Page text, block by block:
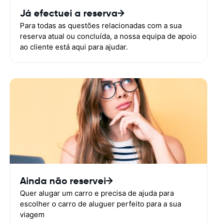
Já efectuei a reserva
Para todas as questões relacionadas com a sua
reserva atual ou concluída, a nossa equipa de apoio
ao cliente está aqui para ajudar.
Ainda não reservei
Quer alugar um carro e precisa de ajuda para
escolher o carro de aluguer perfeito para a sua
viagem